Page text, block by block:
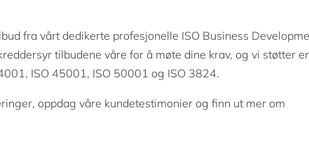
fra vårt dedikerte profesjonelle ISO Business
tilbudene våre for å møte dine krav, og vi støtter
ISO 45001, ISO 50001 og ISO 3824.
oppdag våre kundetestimonier og finn ut mer om